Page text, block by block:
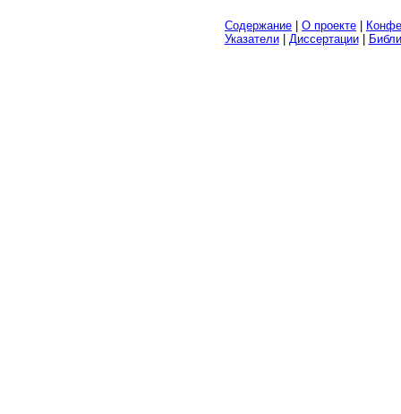
Содержание О проекте
Указатели| Диссертации|